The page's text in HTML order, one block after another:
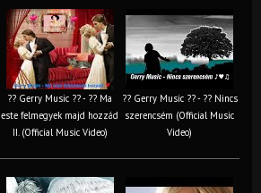
?? Gerry Music ?? - ?? Ma
este felmegyek majd hozzád
II. (Official Music Video)
?? Gerry Music ?? - ?? Nincs
szerencsém (Official Music
Video)